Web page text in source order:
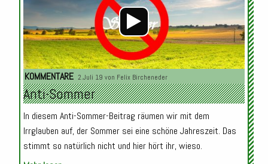
KOMMENTARE 2.Juli 19 von Felix Bircheneder
Anti-Sommer
In diesem Anti-Sommer-Beitrag räumen wir mit dem
Irrglauben auf, der Sommer sei eine schöne Jahreszeit. Das
stimmt so natürlich nicht und hier hört ihr, wieso.